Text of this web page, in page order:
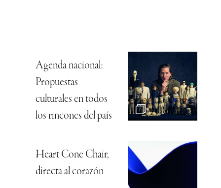
Agenda nacional:
Propuestas
culturales en todos
los rincones del país
Heart Cone Chair,
directa al corazón